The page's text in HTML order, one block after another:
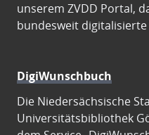
unserem ZVDD Portal,
bundesweit
DigiWunschbuch
Die Niedersächsische
Universitätsbibliothek